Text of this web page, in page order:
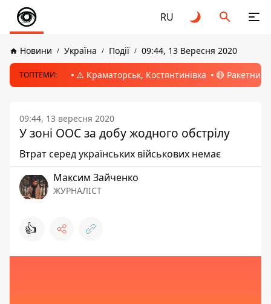
RU
Новини Україна Події 09:44, 13 Вересня 2020
ТОПТЕМИ: ⚠️ Краматорськ, Костянтинівка 🔴 Ракетний
09:44, 13 вересня 2020
У зоні ООС за добу жодного обстрілу
Втрат серед українських військових немає
Максим Зайченко
ЖУРНАЛІСТ
👍